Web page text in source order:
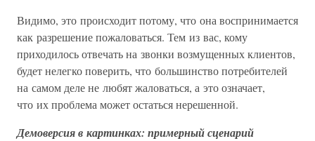
Видимо, это происходит потому, что она воспринимается
как разрешение пожаловаться. Тем из вас, кому
приходилось отвечать на звонки возмущенных клиентов,
будет нелегко поверить, что большинство потребителей
на самом деле не любят жаловаться, а это означает,
что их проблема может остаться нерешенной.
Демоверсия в картинках: примерный сценарий